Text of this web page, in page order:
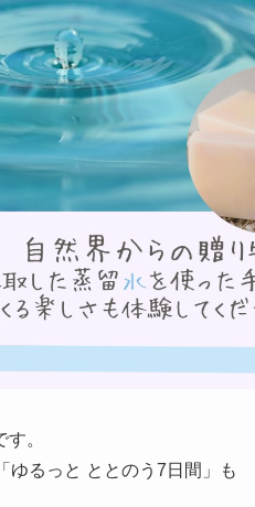
。
ゆるっと ととのう7日間」も